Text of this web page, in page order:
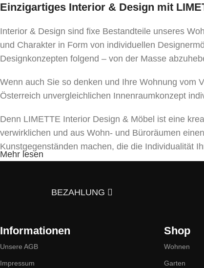
Einzigartiges Interior & Design mit
Interior & Design sind fixe Bestandteile unseres
und Charakter in Form von individuellen
Designkonzepten folgend – von der Masse
Wenn auch Sie so denken und Ihre Wohnung vom
Österreich unvergleichlichen Innenraumkonzept
Denn LIMETTE Interior Design & Möbel ist eine
verwirklichen und aus Wohn- und Büroräumen
Kunstgegenständen machen, die die Individualität
Stilvielfalt:Wir bieten Möbel im skandinavischen,
eines einzigartigen Interieurs inspirieren werden.
Mehr lesen
BEZAHLUNG
Informationen
Unsere AGB
Impressum
Shop
Wohnen
Garten